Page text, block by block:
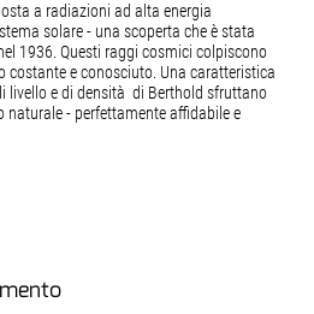
a radiazioni ad alta energia
solare - una scoperta che è stata
1936. Questi raggi cosmici colpiscono
costante e conosciuto. Una caratteristica
livello e di densità di Berthold sfruttano
naturale - perfettamente affidabile e